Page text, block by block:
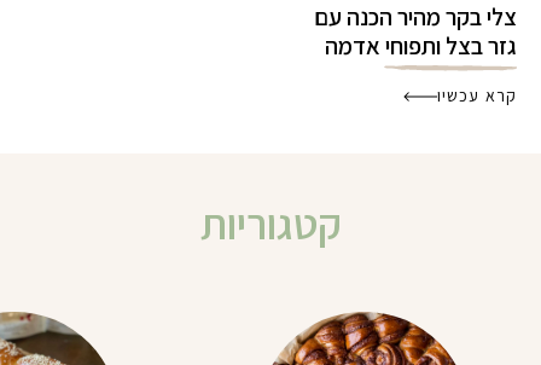
צלי בקר מהיר הכנה עם
גזר בצל ותפוחי אדמה
קרא עכשיו
קטגוריות